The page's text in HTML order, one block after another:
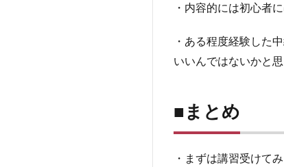
良
人
4
め
・内容的には初心者
・ある程度経験した
いいんではないかと思
■まとめ
・まずは講習受けて